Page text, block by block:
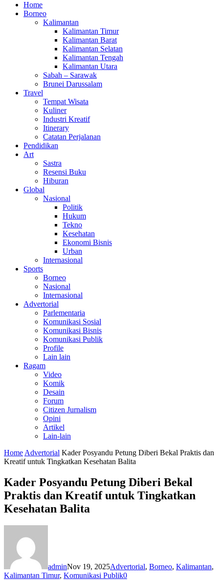
Home
Borneo
Kalimantan
Kalimantan Timur
Kalimantan Barat
Kalimantan Selatan
Kalimantan Tengah
Kalimantan Utara
Sabah – Sarawak
Brunei Darussalam
Travel
Tempat Wisata
Kuliner
Industri Kreatif
Itinerary
Catatan Perjalanan
Pendidikan
Art
Sastra
Resensi Buku
Hiburan
Global
Nasional
Politik
Hukum
Tekno
Kesehatan
Ekonomi Bisnis
Urban
Internasional
Sports
Borneo
Nasional
Internasional
Advertorial
Parlementaria
Komunikasi Sosial
Komunikasi Bisnis
Komunikasi Publik
Profile
Lain lain
Ragam
Video
Komik
Desain
Forum
Citizen Jurnalism
Opini
Artikel
Lain-lain
Home Advertorial Kader Posyandu Petung Diberi Bekal Praktis dan
Kreatif untuk Tingkatkan Kesehatan Balita
Kader Posyandu Petung Diberi Bekal
Praktis dan Kreatif untuk Tingkatkan
Kesehatan Balita
adminNov 19, 2025Advertorial, Borneo, Kalimantan,
Kalimantan Timur, Komunikasi Publik0